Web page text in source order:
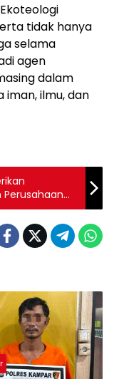
tidak hanya
selama
agen
dalam
ilmu, dan